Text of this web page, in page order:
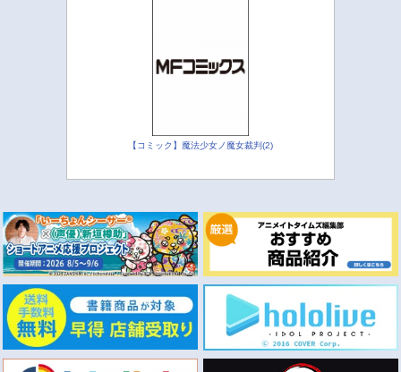
【コミック】魔法少女ノ魔女裁判(2)